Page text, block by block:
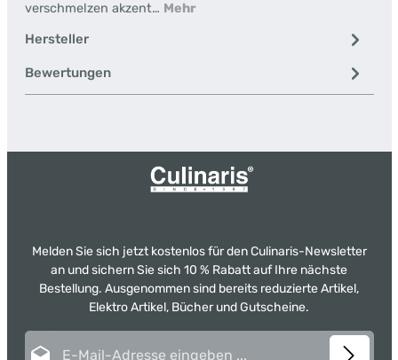
verschmelzen akzent… Mehr
Hersteller
Bewertungen
Melden Sie sich jetzt kostenlos für den Culinaris-Newsletter
an und sichern Sie sich 10 % Rabatt auf Ihre nächste
Bestellung. Ausgenommen sind bereits reduzierte Artikel,
Elektro Artikel, Bücher und Gutscheine.